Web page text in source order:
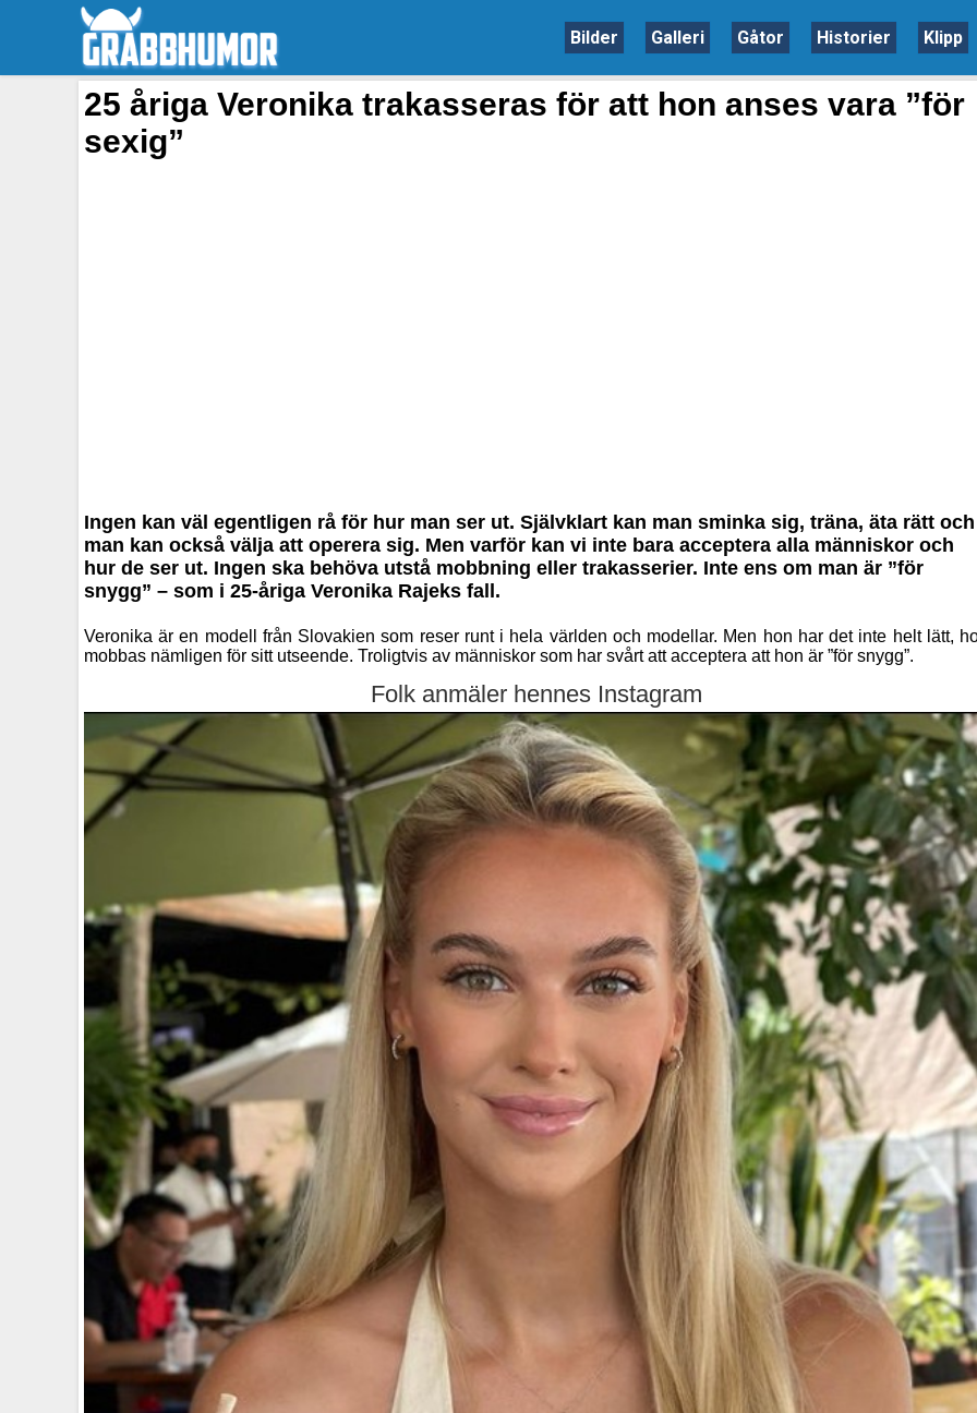
Bilder Galleri Gåtor Historier Klipp
25 åriga Veronika trakasseras för att hon anses vara ”för
sexig”
Ingen kan väl egentligen rå för hur man ser ut. Självklart kan man sminka sig, träna, äta rätt och
man kan också välja att operera sig. Men varför kan vi inte bara acceptera alla människor och
hur de ser ut. Ingen ska behöva utstå mobbning eller trakasserier. Inte ens om man är ”för
snygg” – som i 25-åriga Veronika Rajeks fall.
Veronika är en modell från Slovakien som reser runt i hela världen och modellar. Men hon har det inte helt lätt,
mobbas nämligen för sitt utseende. Troligtvis av människor som har svårt att acceptera att hon är ”för snygg”.
Folk anmäler hennes Instagram